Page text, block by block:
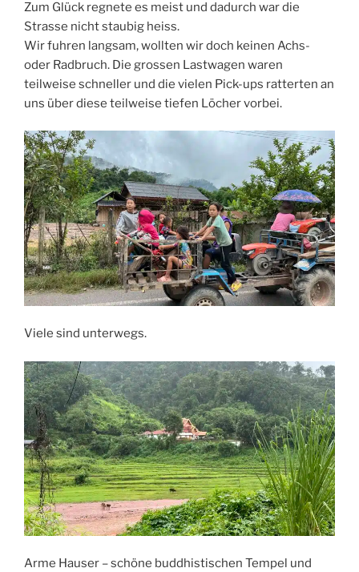
Zum Glück regnete es meist und dadurch war die
Strasse nicht staubig heiss.
Wir fuhren langsam, wollten wir doch keinen Achs-
oder Radbruch. Die grossen Lastwagen waren
teilweise schneller und die vielen Pick-ups ratterten an
uns über diese teilweise tiefen Löcher vorbei.
Viele sind unterwegs.
Arme Hauser – schöne buddhistischen Tempel und